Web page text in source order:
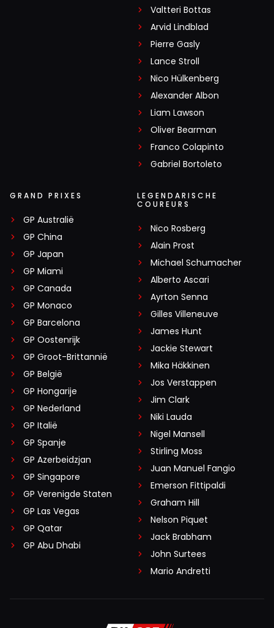
Valtteri Bottas
Arvid Lindblad
Pierre Gasly
Lance Stroll
Nico Hülkenberg
Alexander Albon
Liam Lawson
Oliver Bearman
Franco Colapinto
Gabriel Bortoleto
GRAND PRIXES
GP Australië
GP China
GP Japan
GP Miami
GP Canada
GP Monaco
GP Barcelona
GP Oostenrijk
GP Groot-Brittannië
GP België
GP Hongarije
GP Nederland
GP Italië
GP Spanje
GP Azerbeidzjan
GP Singapore
GP Verenigde Staten
GP Las Vegas
GP Qatar
GP Abu Dhabi
LEGENDARISCHE
COUREURS
Nico Rosberg
Alain Prost
Michael Schumacher
Alberto Ascari
Ayrton Senna
Gilles Villeneuve
James Hunt
Jackie Stewart
Mika Häkkinen
Jos Verstappen
Jim Clark
Niki Lauda
Nigel Mansell
Stirling Moss
Juan Manuel Fangio
Emerson Fittipaldi
Graham Hill
Nelson Piquet
Jack Brabham
John Surtees
Mario Andretti